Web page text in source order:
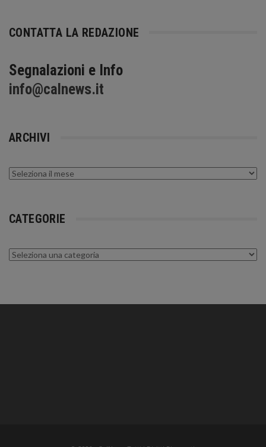
CONTATTA LA REDAZIONE
Segnalazioni e Info
info@calnews.it
ARCHIVI
Archivi
CATEGORIE
Categorie